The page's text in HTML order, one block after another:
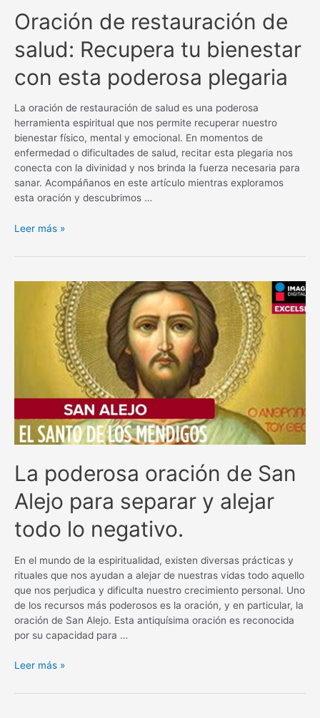
Oración de restauración de
salud: Recupera tu bienestar
con esta poderosa plegaria
La oración de restauración de salud es una poderosa
herramienta espiritual que nos permite recuperar nuestro
bienestar físico, mental y emocional. En momentos de
enfermedad o dificultades de salud, recitar esta plegaria nos
conecta con la divinidad y nos brinda la fuerza necesaria para
sanar. Acompáñanos en este artículo mientras exploramos
esta oración y descubrimos …
Oración
restauración
Recupera
bienestar
Leer más »
La poderosa oración de San
Alejo para separar y alejar
todo lo negativo.
En el mundo de la espiritualidad, existen diversas prácticas y
rituales que nos ayudan a alejar de nuestras vidas todo aquello
que nos perjudica y dificulta nuestro crecimiento personal. Uno
de los recursos más poderosos es la oración, y en particular, la
oración de San Alejo. Esta antiquísima oración es reconocida
por su capacidad para …
La
oración
Leer más »